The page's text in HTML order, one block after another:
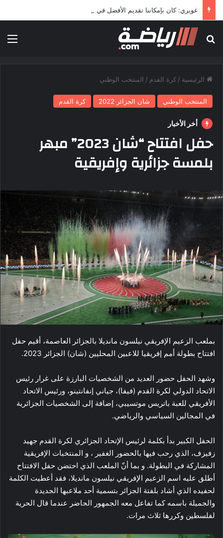
غويري: كان بإمكاننا تقديم الأفضل في المونديال
بحث عن
الرئيسية / كرة القدم / المنتخب الوطني
المنتخب الوطني شان الجزائر 2022 كرة القدم
أخر الأخبار
حفل افتتاح “شان 2023” مبهر
بلمسة جزائرية وإفريقية
بملعب الزعيم الإفريقي نيلسون مانديلا بالجزائر العاصمة، أقيم حفل
افتتاح بطولة أمم إفريقيا للاعبين المحليين (شان) الجزائر 2023.
وشهد الحفل حضور العديد من الشخصيات البارزة على غرار رئيس
الاتحاد الدولي لكرة القدم (فيفا)، جياني إنفانتينو، ورئيس الاتحاد
الأفريقي للعبة باتريس موتسيبي، إضافة إلى الشخصيات الجزائرية
في المجالين السياسي والرياضي.
الحفل الكبير بدأ بكلمة لرئيس الإتحاد الجزائري لكرة القدم جهيد
زفيزف، الذي رحب فيها بالحضور الغفير ، و المنتخبات الإفريقية
المشاركة في البطولة. و بما أنّ الملعب الذي احتضن حفل الافتتاح
أطلق عليه اسم الزعيم الإفريقي نيلسون مانديلا، فقد أعطيت الكلمة
لحفيده الذي أشاد بلفتة الجزائر بتسمية أحد ملاعبها الجديدة
والجميلة باسمه كما تفاعل معه الجمهور الحاضر عندما قال الحرية
لفلسطين وكررها ثلاث مرات.